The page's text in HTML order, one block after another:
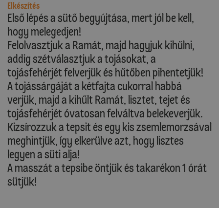
Elkészítés
Első lépés a sütő begyújtása, mert jól be kell,
hogy melegedjen!
Felolvasztjuk a Ramát, majd hagyjuk kihűlni,
addig szétválasztjuk a tojásokat, a
tojásfehérjét felverjük és hűtőben pihentetjük!
A tojássárgáját a kétfajta cukorral habbá
verjük, majd a kihűlt Ramát, lisztet, tejet és
tojásfehérjét óvatosan felváltva belekeverjük.
Kizsírozzuk a tepsit és egy kis zsemlemorzsával
meghintjük, így elkerülve azt, hogy lisztes
legyen a süti alja!
A masszát a tepsibe öntjük és takarékon 1 órát
sütjük!